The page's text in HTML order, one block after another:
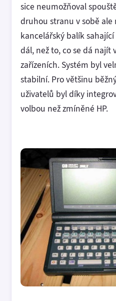
sice neumožňoval
druhou stranu v sobě
kancelářský balík
dál, než to, co se dá
zařízeních. Systém byl
stabilní. Pro většinu
uživatelů byl díky
volbou než zmíněné HP.